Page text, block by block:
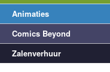
Animaties
Comics Beyond
Zalenverhuur